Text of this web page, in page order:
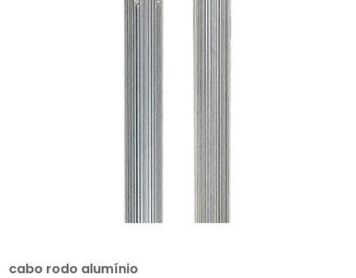
cabo rodo alumínio